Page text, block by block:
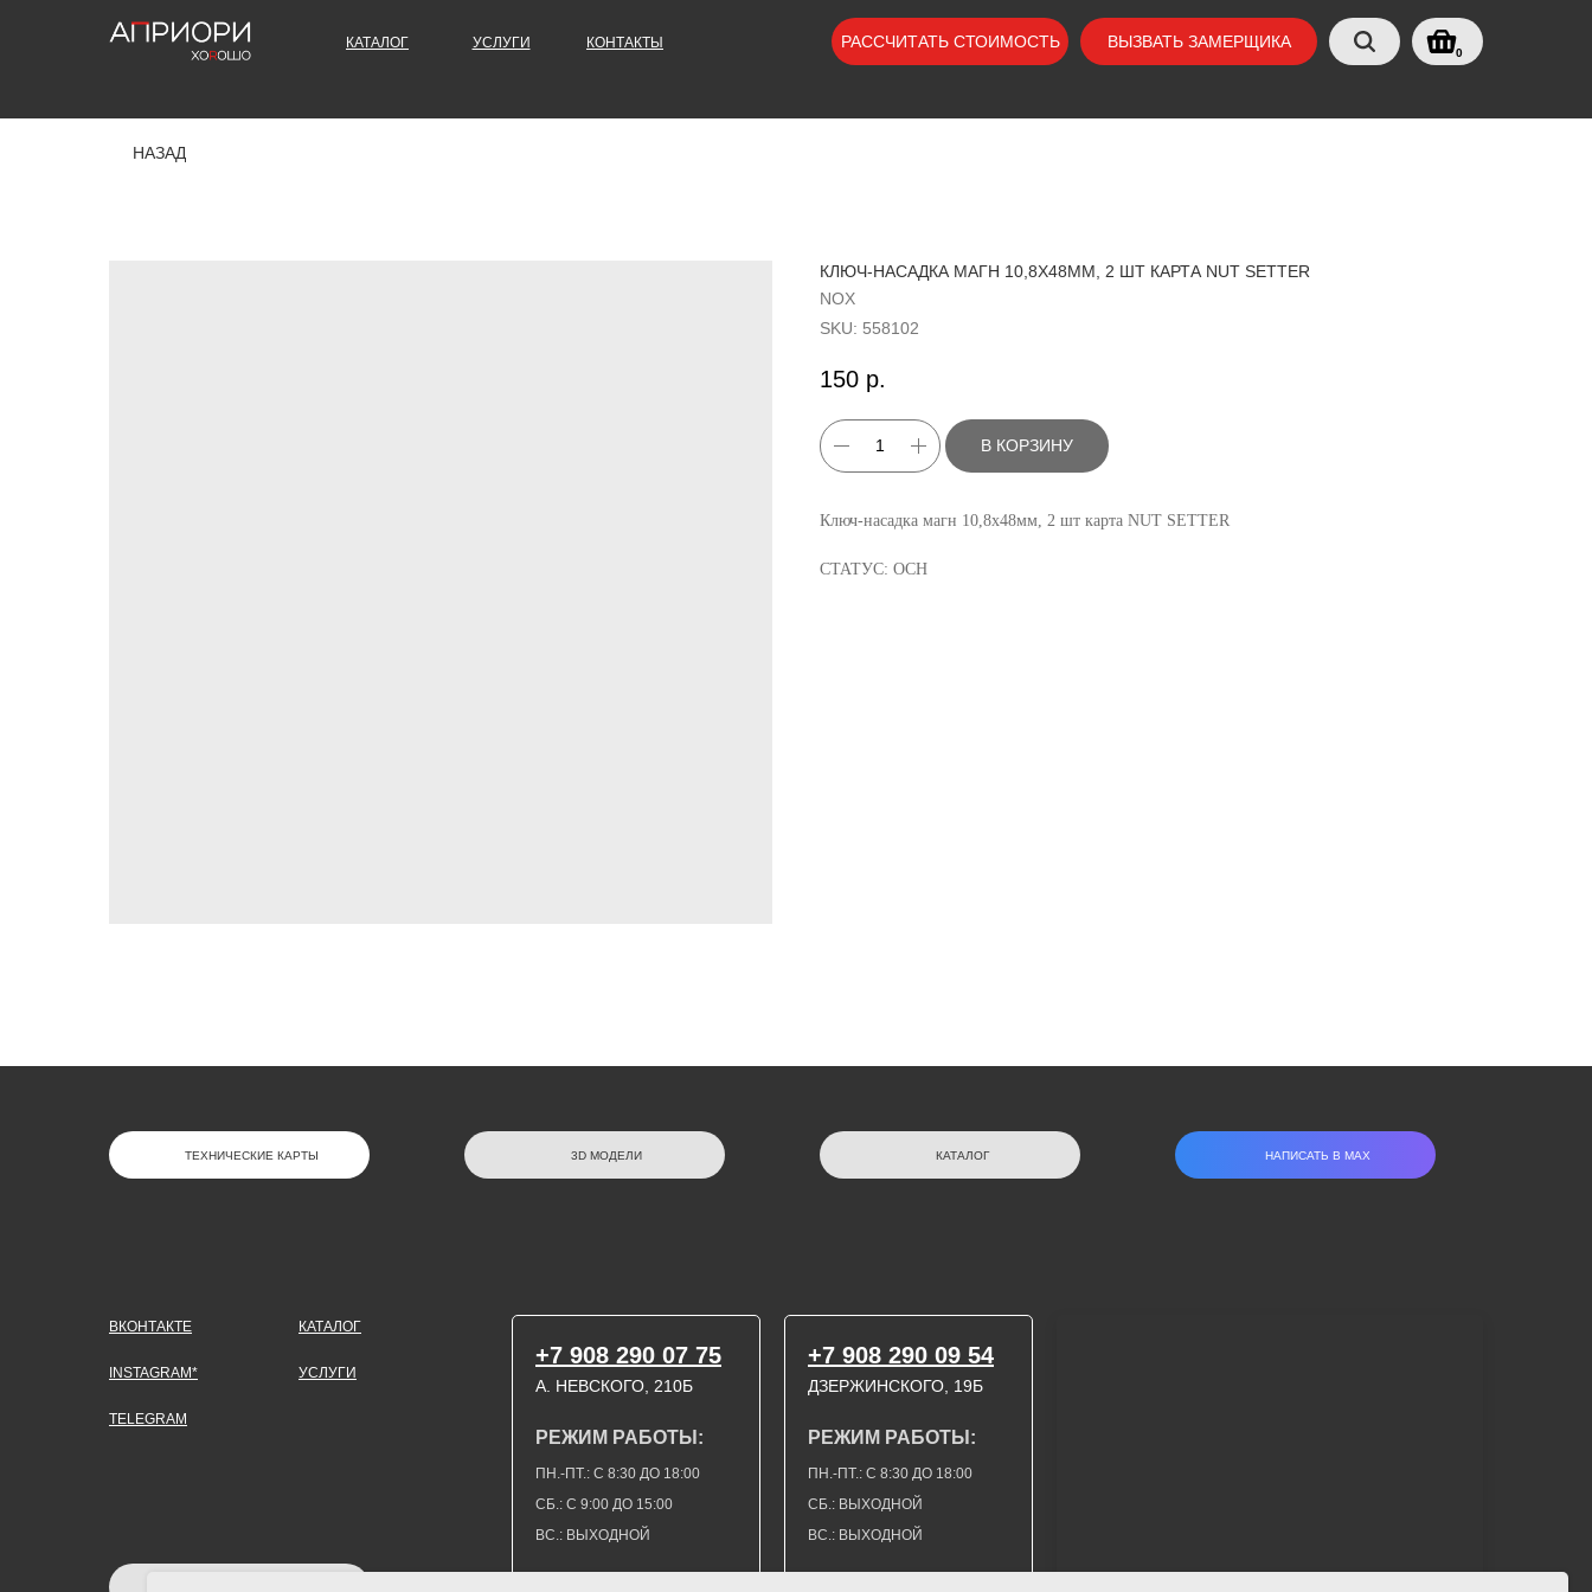
КОНТАКТЫ
УСЛУГИ
КАТАЛОГ ВЫЗВАТЬ ЗАМЕРЩИКА
РАССЧИТАТЬ СТОИМОСТЬ
0
НАЗАД
КЛЮЧ-НАСАДКА МАГН 10,8Х48ММ, 2 ШТ КАРТА NUT SETTER
NOX
SKU: 558102
150 р.
В КОРЗИНУ
Ключ-насадка магн 10,8х48мм, 2 шт карта NUT SETTER
СТАТУС: ОСН
НАПИСАТЬ В МАХ
КАТАЛОГ
3D МОДЕЛИ
ТЕХНИЧЕСКИЕ КАРТЫ
TELEGRAM
INSTAGRAM*
ВКОНТАКТЕ
ДЗЕРЖИНСКОГО, 19Б
ВС.: ВЫХОДНОЙ
СБ.: С 9:00 ДО 15:00
ПН.-ПТ.: С 8:30 ДО 18:00
А. НЕВСКОГО, 210Б
УСЛУГИ
+7 908 290 09 54
РЕЖИМ РАБОТЫ:
ВС.: ВЫХОДНОЙ
СБ.: ВЫХОДНОЙ
ПН.-ПТ.: С 8:30 ДО 18:00
РЕЖИМ РАБОТЫ:
+7 908 290 07 75
КАТАЛОГ